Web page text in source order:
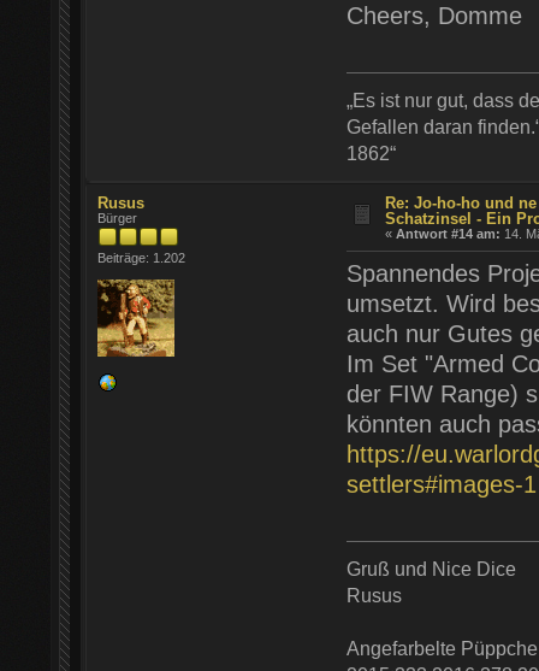
Cheers, Domme
„Es ist nur gut, dass
Gefallen daran
1862“
Rusus
Bürger
Beiträge: 1.202
Re: Jo-ho-ho und
Schatzinsel - Ein
«Antwort #14 am: 14.
Spannendes
umsetzt. Wird
auch nur Gutes
Im Set "Armed
der FIW Range)
könnten auch
https://
settlers#images-1
Gruß und Nice Dice
Rusus
Angefarbelte